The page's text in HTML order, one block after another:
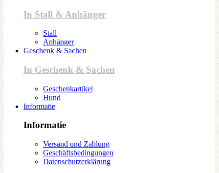
In Stall & Anhänger
Stall
Anhänger
Geschenk & Sachen
In Geschenk & Sachen
Geschenkartikel
Hund
Informatie
Informatie
Versand und Zahlung
Geschäftsbedingungen
Datenschutzerklärung